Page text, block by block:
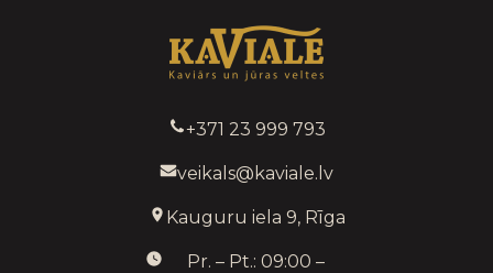
+371 23 999 793
veikals@kaviale.lv
Kauguru iela 9, Rīga
Pr. – Pt.: 09:00 –